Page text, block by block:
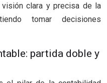
visión clara y precisa de la
tomar decisiones
partida doble y